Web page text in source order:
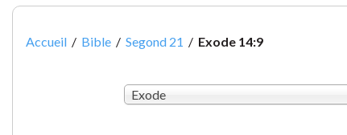
Accueil / Bible / Segond 21 / Exode 14:9
Exode